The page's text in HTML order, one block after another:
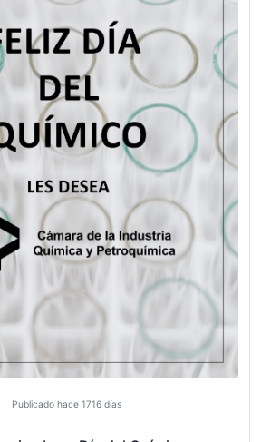
financiadas por el PAC
la SePyME que promueve la inversión
asistencia técnica con ANR (Aportes
de hasta $3.000.000 y 80% de los
a la actividad Más información sobre
servicio/acceder-
Más información sobre el PCRMA®:
email: